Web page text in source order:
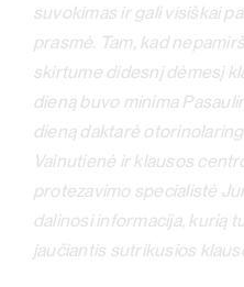
suvokimas ir gali visiškai
prasmė. Tam, kad
skirtume didesnį dėmesį
dieną buvo minima
dieną daktarė
Vainutienė ir klausos
protezavimo specialistė
dalinosi informacija, kurią
jaučiantis sutrikusios